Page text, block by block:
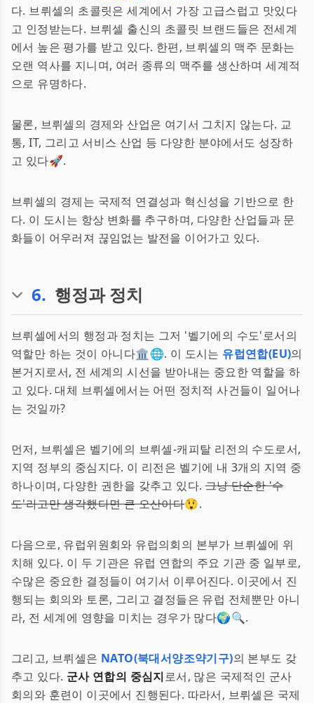
다. 브뤼셀의 초콜릿은 세계에서 가장 고급스럽고 맛있다
고 인정받는다. 브뤼셀 출신의 초콜릿 브랜드들은 전세계
에서 높은 평가를 받고 있다. 한편, 브뤼셀의 맥주 문화는
오랜 역사를 지니며, 여러 종류의 맥주를 생산하며 세계적
으로 유명하다.
물론, 브뤼셀의 경제와 산업은 여기서 그치지 않는다. 교
통, IT, 그리고 서비스 산업 등 다양한 분야에서도 성장하
고 있다🚀.
브뤼셀의 경제는 국제적 연결성과 혁신성을 기반으로 한
다. 이 도시는 항상 변화를 추구하며, 다양한 산업들과 문
화들이 어우러져 끊임없는 발전을 이어가고 있다.
6. 행정과 정치
브뤼셀에서의 행정과 정치는 그저 '벨기에의 수도'로서의
역할만 하는 것이 아니다🏛️🌐. 이 도시는 유럽연합(EU)의
본거지로서, 전 세계의 시선을 받아내는 중요한 역할을 하
고 있다. 대체 브뤼셀에서는 어떤 정치적 사건들이 일어나
는 것일까?
먼저, 브뤼셀은 벨기에의 브뤼셀-캐피탈 리전의 수도로서,
지역 정부의 중심지다. 이 리전은 벨기에 내 3개의 지역 중
하나이며, 다양한 권한을 갖추고 있다.그냥 단순한 '수
도'라고만 생각했다면 큰 오산이다😲.
다음으로, 유럽위원회와 유럽의회의 본부가 브뤼셀에 위
치해 있다. 이 두 기관은 유럽 연합의 주요 기관 중 일부로,
수많은 중요한 결정들이 여기서 이루어진다. 이곳에서 진
행되는 회의와 토론, 그리고 결정들은 유럽 전체뿐만 아니
라, 전 세계에 영향을 미치는 경우가 많다🌍🔍.
그리고, 브뤼셀은 NATO(북대서양조약기구)의 본부도 갖
추고 있다. 군사 연합의 중심지로서, 많은 국제적인 군사
회의와 훈련이 이곳에서 진행된다. 따라서, 브뤼셀은 국제